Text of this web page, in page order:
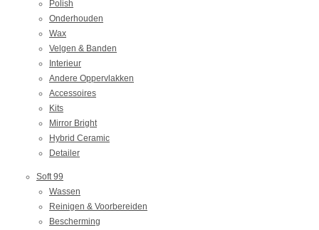
Polish
Onderhouden
Wax
Velgen & Banden
Interieur
Andere Oppervlakken
Accessoires
Kits
Mirror Bright
Hybrid Ceramic
Detailer
Soft 99
Wassen
Reinigen & Voorbereiden
Bescherming